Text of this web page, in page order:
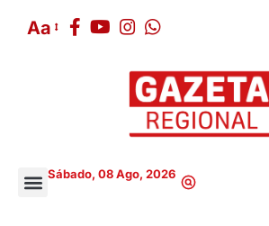
Aa
Sábado, 08 Ago, 2026